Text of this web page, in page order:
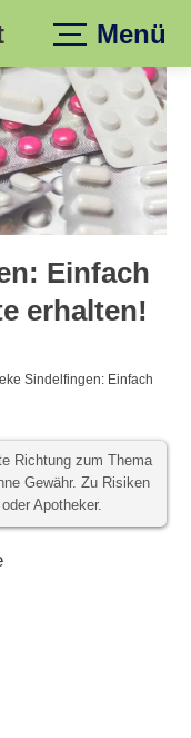
Menü
Einfach
erhalten!
Sindelfingen: Einfach
Richtung zum Thema
Gewähr. Zu Risiken
Apotheker.